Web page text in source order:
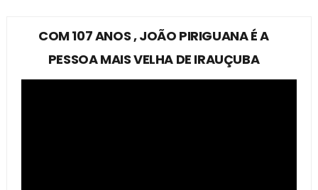
COM 107 ANOS , JOÃO PIRIGUANA É A
PESSOA MAIS VELHA DE IRAUÇUBA